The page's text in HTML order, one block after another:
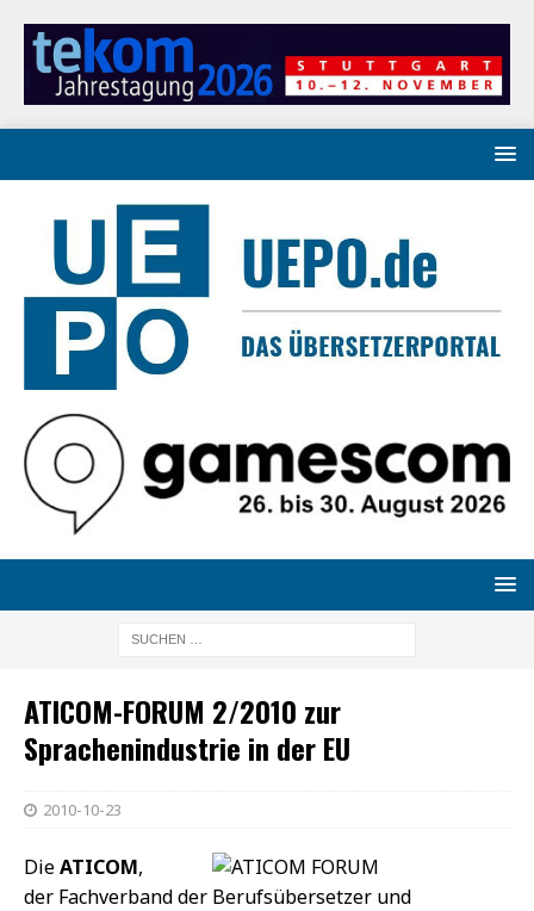
ATICOM-FORUM 2/2010 zur
Sprachenindustrie in der EU
2010-10-23
DieATICOM,
der Fachverband der Berufsübersetzer und